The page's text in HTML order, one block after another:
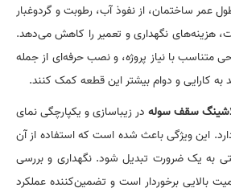
عمر ساختمان، از نفوذ آب، رطوبت و گردوغبار
هزینه‌های نگهداری و تعمیر را کاهش می‌دهد.
متناسب با نیاز پروژه، و نصب حرفه‌ای از جمله
به کارایی و دوام بیشتر این قطعه کمک کنند.
سقف سوله در زیباسازی و یکپارچگی نمای
این ویژگی باعث شده است که استفاده از آن
به یک ضرورت تبدیل شود. نگهداری و بررسی
بالایی برخوردار است و تضمین‌کننده عملکرد